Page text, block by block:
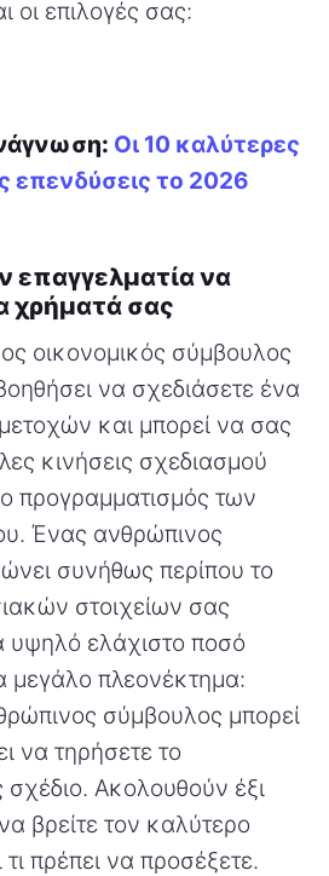
οι επιλογές σας:
Οι 10 καλύτερες
επενδύσεις το 2026
επαγγελματία να
χρήματά σας
οικονομικός σύμβουλος
να σχεδιάσετε ένα
και μπορεί να σας
κινήσεις σχεδιασμού
προγραμματισμός των
Ένας ανθρώπινος
συνήθως περίπου το
στοιχείων σας
υψηλό ελάχιστο ποσό
μεγάλο πλεονέκτημα:
σύμβουλος μπορεί
να τηρήσετε το
σχέδιο. Ακολουθούν έξι
βρείτε τον καλύτερο
πρέπει να προσέξετε.